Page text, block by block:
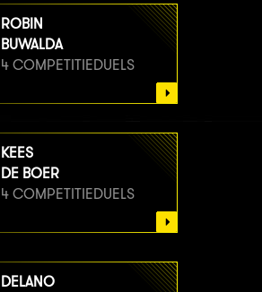
ROBIN
BUWALDA
4 COMPETITIEDUELS
KEES
DE BOER
4 COMPETITIEDUELS
DELANO